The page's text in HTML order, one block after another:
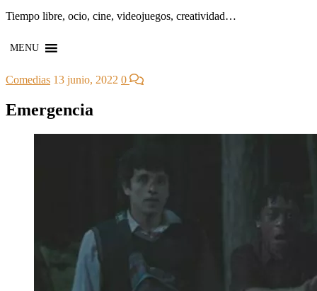
Tiempo libre, ocio, cine, videojuegos, creatividad…
MENU
Comedias 13 junio, 2022 0
Emergencia